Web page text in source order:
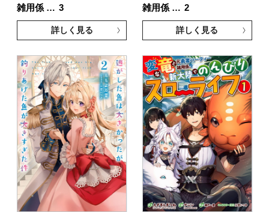
雑用係 … 3
詳しく見る
雑用係 … 2
詳しく見る